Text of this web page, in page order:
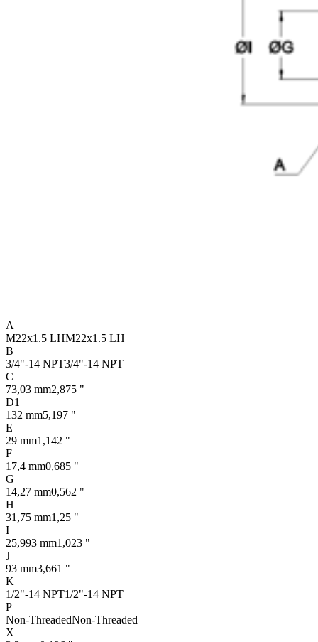
A
M22x1.5 LHM22x1.5 LH
B
3/4"-14 NPT3/4"-14 NPT
C
73,03 mm2,875 "
D1
132 mm5,197 "
E
29 mm1,142 "
F
17,4 mm0,685 "
G
14,27 mm0,562 "
H
31,75 mm1,25 "
I
25,993 mm1,023 "
J
93 mm3,661 "
K
1/2"-14 NPT1/2"-14 NPT
P
Non-ThreadedNon-Threaded
X